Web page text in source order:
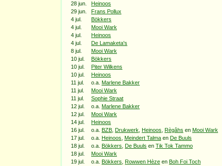
28 jun.
Heinoos
29 jun.
Frans Pollux
4 jul.
Bökkers
4 jul.
Mooi Wark
4 jul.
Heinoos
4 jul.
De Lamaketa's
8 jul.
Mooi Wark
10 jul.
Bökkers
10 jul.
Piter Wilkens
10 jul.
Heinoos
11 jul.
o.a. Marlene Bakker
11 jul.
Mooi Wark
11 jul.
Sophie Straat
12 jul.
o.a. Marlene Bakker
12 jul.
Mooi Wark
14 jul.
Heinoos
16 jul.
o.a. BZB Drukwerk Heinoos Règâhs en Mooi Wark
17 jul.
o.a. Heinoos Meindert Talma en De Buuls
18 jul.
o.a. Bökkers De Buuls en Tik Tok Tammo
18 jul.
Mooi Wark
19 jul.
o.a. Bökkers Rowwen Hèze en Boh Foi Toch